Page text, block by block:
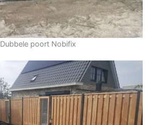
Dubbele poort Nobifix